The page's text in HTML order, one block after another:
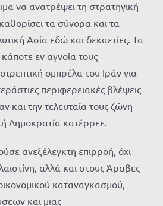
να ανατρέψει τη στρατηγική
τα σύνορα και τα
Ασία εδώ και δεκαετίες. Τα
εν αγνοία τους
ομπρέλα του Ιράν για
περιφερειακές βλέψεις
και την τελευταία τους ζώνη
Δημοκρατία κατέρρεε.
ανεξέλεγκτη επιρροή, όχι
αλλά και στους Άραβες
καταναγκασμού,
και μιας